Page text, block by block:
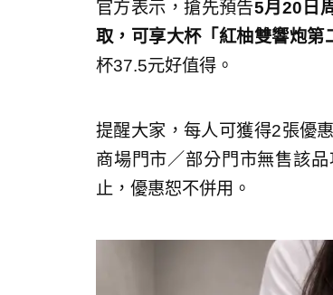
官方表示，搶先預告5月20日
取，可享大杯「紅柚雙響炮第
杯37.5元好值得。
提醒大家，每人可獲得2張優
商場門市／部分門市無售該
止，優惠恕不併用。